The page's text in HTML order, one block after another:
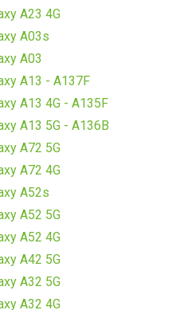
A23 4G
A03s
A03
A13 - A137F
A13 4G - A135F
A13 5G - A136B
A72 5G
A72 4G
A52s
A52 5G
A52 4G
A42 5G
A32 5G
A32 4G